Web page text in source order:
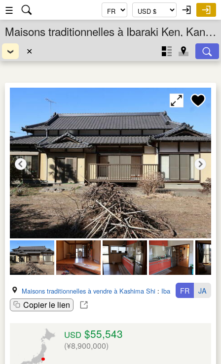
☰
Maisons traditionnelles à Ibaraki Ken, Kanto, Japon
✕
Maisons traditionnelles à vendre à Kashima Shi : Ibaraki Ken
Copier le lien
FR JA
USD $55,543
(¥8,900,000)